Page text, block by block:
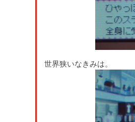
世界狭いなきみは。